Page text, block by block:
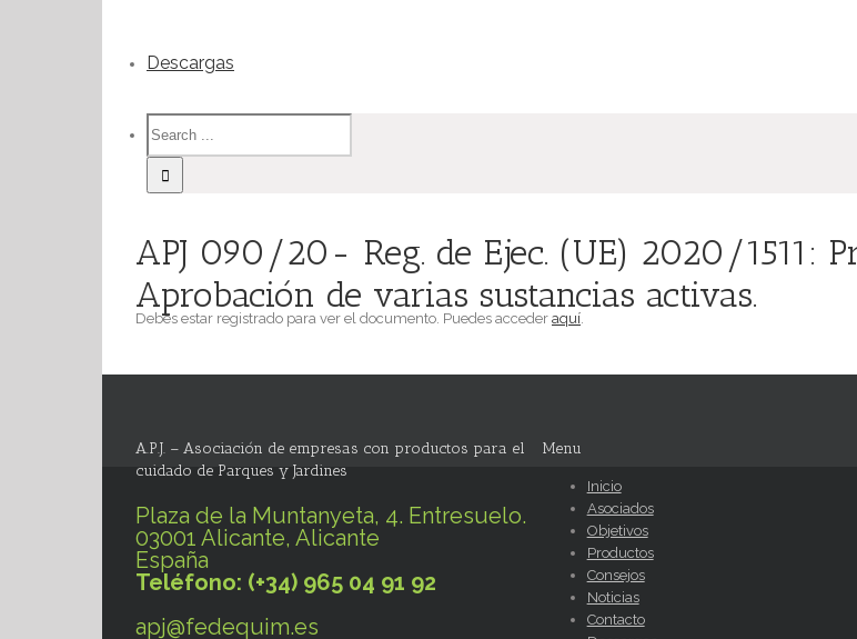
Descargas
APJ 090/20- Reg. de Ejec. (UE) 2020/1511:
Aprobación de varias sustancias activas.
Debes estar registrado para ver el documento. Puedes acceder aquí.
A.P.J. – Asociación de empresas con productos para el
cuidado de Parques y Jardines
Plaza de la Muntanyeta, 4. Entresuelo.
03001 Alicante, Alicante
España
Teléfono: (+34) 965 04 91 92
apj@fedequim.es
Menu
Inicio
Asociados
Objetivos
Productos
Consejos
Noticias
Contacto